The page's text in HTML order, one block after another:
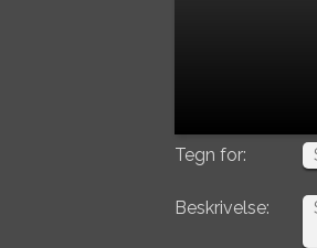
Tegn for:
Beskrivelse: